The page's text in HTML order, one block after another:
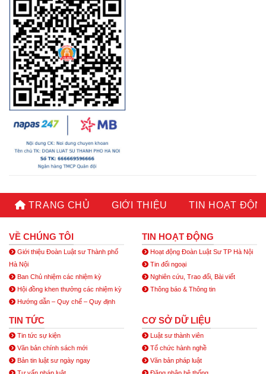
TRANG CHỦ GIỚI THIỆU TIN HOẠT
VỀ CHÚNG TÔI
Giới thiệu Đoàn Luật sư Thành phố
Hà Nội
Ban Chủ nhiệm các nhiệm kỳ
Hội đồng khen thưởng các nhiệm kỳ
Hướng dẫn – Quy chế – Quy định
TIN HOẠT ĐỘNG
Hoạt động Đoàn Luật Sư TP Hà Nội
Tin đối ngoại
Nghiên cứu, Trao đổi, Bài viết
Thông báo & Thông tin
TIN TỨC
Tin tức sự kiện
Văn bản chính sách mới
Bản tin luật sư ngày ngay
CƠ SỞ DỮ LIỆU
Luật sư thành viên
Tổ chức hành nghề
Văn bản pháp luật